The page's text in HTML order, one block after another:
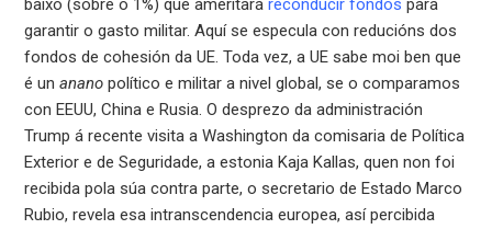
baixo (sobre o 1%) que ameritaráreconducir fondos para
garantir o gasto militar. Aquí se especula con reducións dos
fondos de cohesión da UE. Toda vez, a UE sabe moi ben que
é unanano político e militar a nivel global, se o comparamos
con EEUU, China e Rusia. O desprezo da administración
Trump á recente visita a Washington da comisaria de Política
Exterior e de Seguridade, a estonia Kaja Kallas, quen non foi
recibida pola súa contra parte, o secretario de Estado Marco
Rubio, revela esa intranscendencia europea, así percibida